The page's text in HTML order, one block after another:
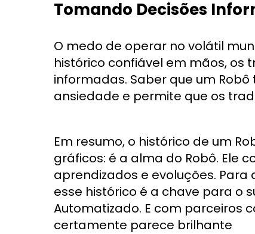
Tomando Decisões
O medo de operar no volátil
histórico confiável em mãos,
informadas. Saber que um
ansiedade e permite que os
Em resumo, o histórico de um
gráficos: é a alma do Robô. Ele
aprendizados e evoluções.
esse histórico é a chave para o
Automatizado. E com parceiros
certamente parece brilhante